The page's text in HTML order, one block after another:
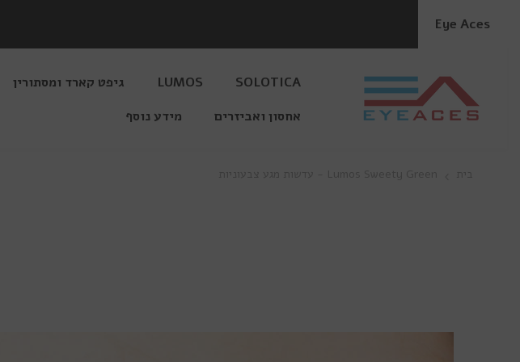
Eye Aces
SOLOTICA
LUMOS גיפט קארד ומסתורין
אחסון ואביזרים
מידע נוסף